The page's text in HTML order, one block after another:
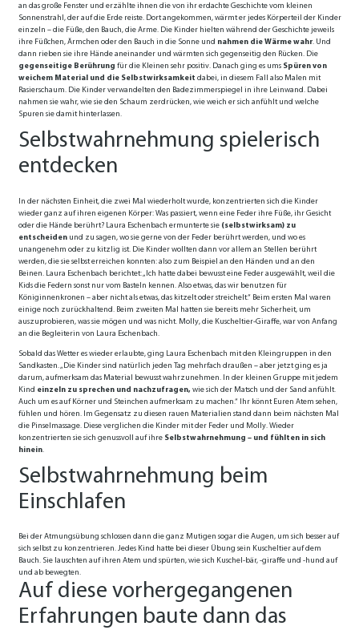
an das große Fenster und erzählte ihnen die von ihr erdachte Geschichte vom kleinen
Sonnenstrahl, der auf die Erde reiste. Dort angekommen, wärmt er jedes Körperteil der Kinder
einzeln – die Füße, den Bauch, die Arme. Die Kinder hielten während der Geschichte jeweils
ihre Füßchen, Ärmchen oder den Bauch in die Sonne und nahmen die Wärme wahr. Und
dann rieben sie ihre Hände aneinander und wärmten sich gegenseitig den Rücken. Die
gegenseitige Berührung für die Kleinen sehr positiv. Danach ging es ums Spüren von
weichem Material und die Selbstwirksamkeit dabei, in diesem Fall also Malen mit
Rasierschaum. Die Kinder verwandelten den Badezimmerspiegel in ihre Leinwand. Dabei
nahmen sie wahr, wie sie den Schaum zerdrücken, wie weich er sich anfühlt und welche
Spuren sie damit hinterlassen.
Selbstwahrnehmung spielerisch
entdecken
In der nächsten Einheit, die zwei Mal wiederholt wurde, konzentrierten sich die Kinder
wieder ganz auf ihren eigenen Körper: Was passiert, wenn eine Feder ihre Füße, ihr Gesicht
oder die Hände berührt? Laura Eschenbach ermunterte sie (selbstwirksam) zu
entscheidenund zu sagen, wo sie gerne von der Feder berührt werden, und wo es
unangenehm oder zu kitzlig ist. Die Kinder wollten dann vor allem an Stellen berührt
werden, die sie selbst erreichen konnten: also zum Beispiel an den Händen und an den
Beinen. Laura Eschenbach berichtet: „Ich hatte dabei bewusst eine Feder ausgewählt, weil die
Kids die Federn sonst nur vom Basteln kennen. Also etwas, das wir benutzen für
Königinnenkronen – aber nicht als etwas, das kitzelt oder streichelt.“ Beim ersten Mal waren
einige noch zurückhaltend. Beim zweiten Mal hatten sie bereits mehr Sicherheit, um
auszuprobieren, was sie mögen und was nicht. Molly, die Kuscheltier-Giraffe, war von Anfang
an die Begleiterin von Laura Eschenbach.
Sobald das Wetter es wieder erlaubte, ging Laura Eschenbach mit den Kleingruppen in den
Sandkasten. „Die Kinder sind natürlich jeden Tag mehrfach draußen – aber jetzt ging es ja
darum, aufmerksam das Material bewusst wahrzunehmen. In der kleinen Gruppe mit jedem
Kind einzeln zu sprechen und nachzufragen, wie sich der Matsch und der Sand anfühlt.
Auch um es auf Körner und Steinchen aufmerksam zu machen.“ Ihr könnt Euren Atem sehen,
fühlen und hören. Im Gegensatz zu diesen rauen Materialien stand dann beim nächsten Mal
die Pinselmassage. Diese verglichen die Kinder mit der Feder und Molly. Wieder
konzentrierten sie sich genussvoll auf ihreSelbstwahrnehmung – und fühlten in sich
hinein.
Selbstwahrnehmung beim
Einschlafen
Bei der Atmungsübung schlossen dann die ganz Mutigen sogar die Augen, um sich besser auf
sich selbst zu konzentrieren. Jedes Kind hatte bei dieser Übung sein Kuscheltier auf dem
Bauch. Sie lauschten auf ihren Atem und spürten, wie sich Kuschel-bär, -giraffe und -hund auf
und ab bewegten.
Auf diese vorhergegangenen
Erfahrungen baute dann das